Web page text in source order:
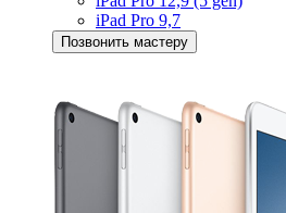
iPad Pro 9,7
Позвонить мастеру